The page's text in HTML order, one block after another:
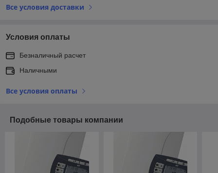
Все условия доставки
Условия оплаты
Безналичный расчет
Наличными
Все условия оплаты
Подобные товары компании